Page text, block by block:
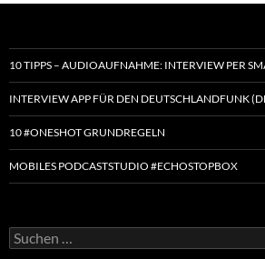
10 TIPPS – AUDIOAUFNAHME: INTERVIEW PER
INTERVIEW APP FÜR DEN DEUTSCHLANDFUNK
10 #ONESHOT GRUNDREGELN
MOBILES PODCASTSTUDIO #ECHOSTOPBOX
Suchen
nach: